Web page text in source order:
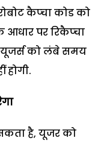
कैप्चा कोड को
पर रिकैप्चा
यूजर्स को लंबे समय
होगी.
है, यूजर को